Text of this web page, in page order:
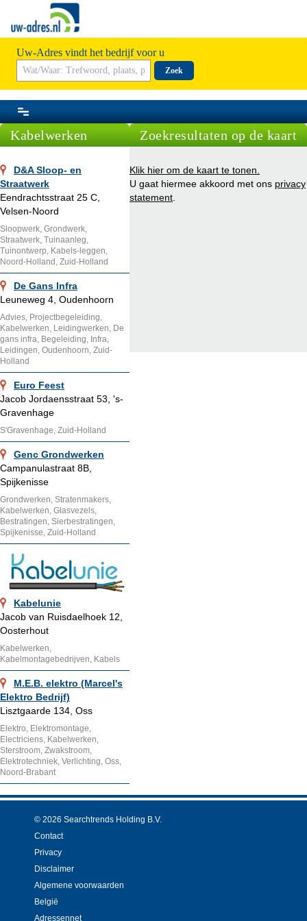
Uw-Adres vindt het bedrijf voor u
Zoek
Kabelwerken
D&A Sloop- en
Straatwerk
Eendrachtsstraat 25 C,
Velsen-Noord
Sloopwerk, Grondwerk,
Straatwerk, Tuinaanleg,
Tuinontwerp, Kabels-leggen,
Noord-Holland, Zuid-Holland
De Gans Infra
Leuneweg 4, Oudenhoorn
Advies, Projectbegeleiding,
Kabelwerken, Leidingwerken, De
gans infra, Begeleiding, Infra,
Leidingen, Oudenhoorn, Zuid-
Holland
Euro Feest
Jacob Jordaensstraat 53, 's-
Gravenhage
S'Gravenhage, Zuid-Holland
Genc Grondwerken
Campanulastraat 8B,
Spijkenisse
Grondwerken, Stratenmakers,
Kabelwerken, Glasvezels,
Bestratingen, Sierbestratingen,
Spijkenisse, Zuid-Holland
Kabelunie
Jacob van Ruisdaelhoek 12,
Oosterhout
Kabelwerken,
Kabelmontagebedrijven, Kabels
M.E.B. elektro (Marcel's
Elektro Bedrijf)
Lisztgaarde 134, Oss
Elektro, Elektromontage,
Electriciens, Kabelwerken,
Sterstroom, Zwakstroom,
Elektrotechniek, Verlichting, Oss,
Noord-Brabant
Zoekresultaten op de kaart
Klik hier om de kaart te tonen.
U gaat hiermee akkoord met ons privacy
statement
© 2026 Searchtrends Holding B.V.
Contact
Privacy
Disclaimer
Algemene voorwaarden
België
Adressennet